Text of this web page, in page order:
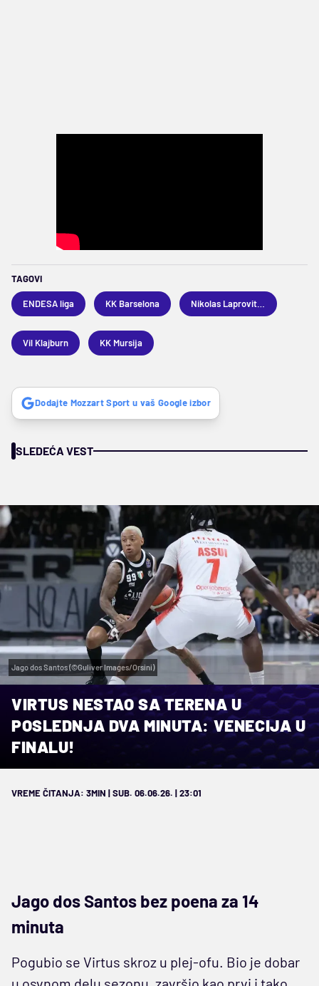
TAGOVI
ENDESA liga KK Barselona
Vil Klajburn KK Mursija
Dodajte Mozzart Sport u vaš Google izbor
SLEDEĆA VEST
Jago dos Santos (©Guliver Images/Orsini)
VIRTUS NESTAO SA TERENA U
POSLEDNJA DVA MINUTA: VENECIJA U
FINALU!
VREME ČITANJA: 3MIN | SUB. 06.06.26. | 23:01
Jago dos Santos bez poena za 14
minuta
Pogubio se Virtus skroz u plej-ofu. Bio je dobar